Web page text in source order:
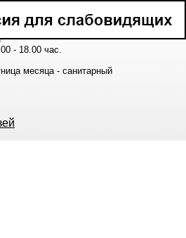
музея:
- 18.00 час.
месяца - санитарный